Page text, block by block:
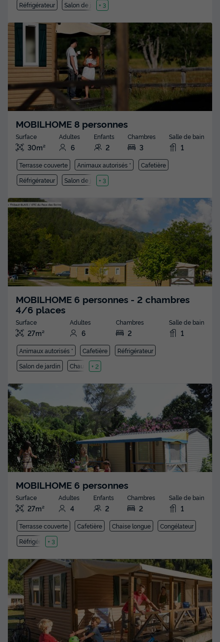
Réfrigérateur
Salon de jardin
+ 3
MOBILHOME 8 personnes
Surface
30m²
Adultes
6
Enfants
2
Chambres
3
Salle de bain
1
Terrasse couverte Animaux autorisés *
Cafetière
Réfrigérateur
Salon de jardin
+ 3
MOBILHOME 6 personnes - 2 chambres
4/6 places
Surface
27m²
Adultes
6
Chambres
2
Salle de bain
1
Animaux autorisés * Cafetière
Réfrigérateur
Salon de jardin
Chauffage
+ 2
MOBILHOME 6 personnes
Surface
27m²
Adultes
4
Enfants
2
Chambres
2
Salle de bain
1
Terrasse couverte Cafetière Chaise longue
Congélateur
Réfrigérateur
+ 3